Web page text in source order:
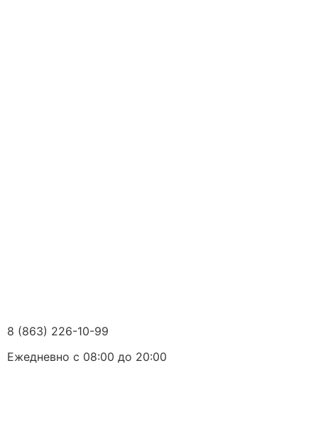
8 (863) 226-10-99
Ежедневно с 08:00 до 20:00